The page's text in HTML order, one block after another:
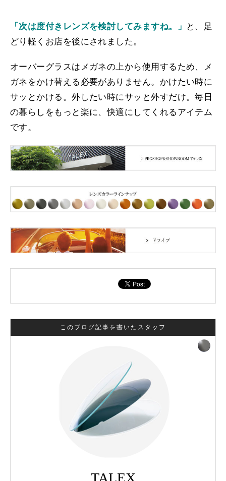
「次は度付きレンズを検討してみますね。」
と、足
どり軽くお店を後にされました。
オーバーグラスはメガネの上から使用するため、メ
ガネをかけ替える必要がありません。かけたい時に
サッとかける。外したい時にサッと外すだけ。毎日
の暮らしをもっと楽に、快適にしてくれるアイテム
です。
このブログ記事を書いたスタッフ